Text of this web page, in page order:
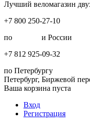
Лучший веломагазин
+7 800 250-27-10
по
и России
+7 812 925-09-32
по Петербургу
Петербург, Биржевой
Ваша корзина пуста
Вход
Регистрация